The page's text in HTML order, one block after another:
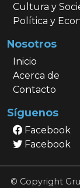
Cultura y
Política y
Nosotros
Inicio
Acerca de
Contacto
Síguenos
Facebook
Facebook
© Copyright